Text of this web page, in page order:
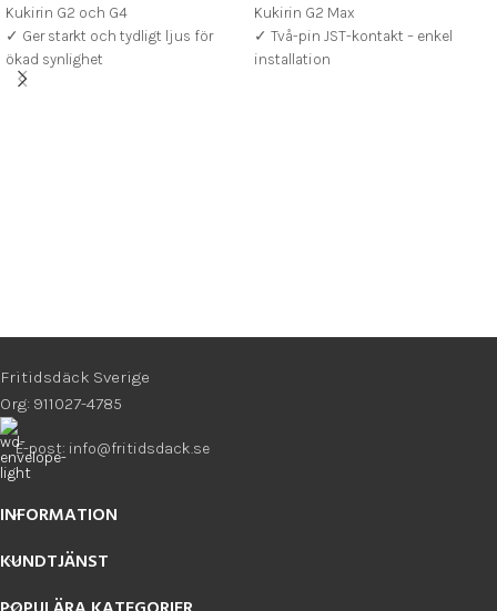
Kukirin G2 och G4
✓ Ger starkt och tydligt ljus för
ökad synlighet
✓ Komplett med 16-pin 6-wire
Kukirin G2 Max
✓ Två-pin JST-kontakt – enkel
installation
Fritidsdäck Sverige
Org: 911027-4785
E-post: info@fritidsdack.se
INFORMATION
KUNDTJÄNST